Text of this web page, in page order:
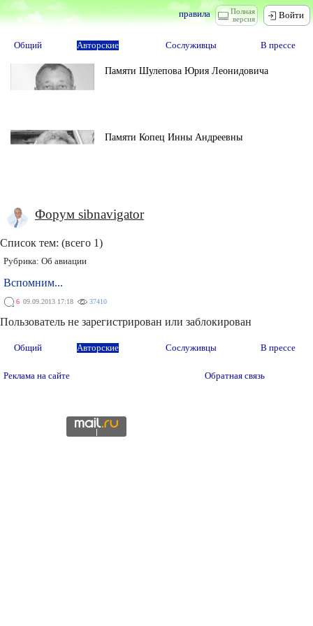
Полная
версия
правила Войти
Общий Авторские Сослуживцы В прессе
Памяти Шулепова Юрия Леонидовича
Памяти Копец Инны Андреевны
Форум sibnavigator
Список тем: (всего 1)
Рубрика: Об авиации
Вспомним...
6 09.09.2013 17:18 37410
Пользователь не зарегистрирован или заблокирован
Общий Авторские Сослуживцы В прессе
Реклама на сайте Обратная связь